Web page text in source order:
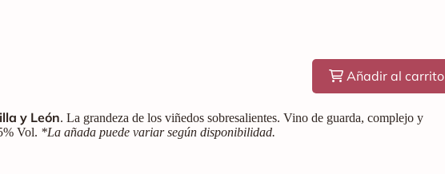
Añadir al carrito
y León. La grandeza de los viñedos sobresalientes. Vino de guarda, complejo y
Vol. *La añada puede variar según disponibilidad.